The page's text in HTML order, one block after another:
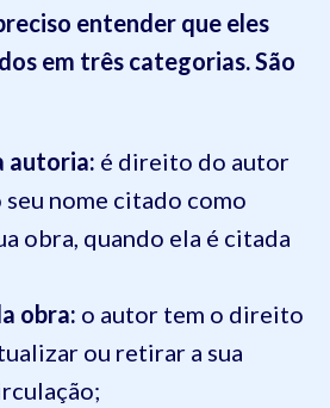
entender que eles
em três categorias. São
autoria: é direito do autor
nome citado como
obra, quando ela é citada
obra: o autor tem o direito
ou retirar a sua